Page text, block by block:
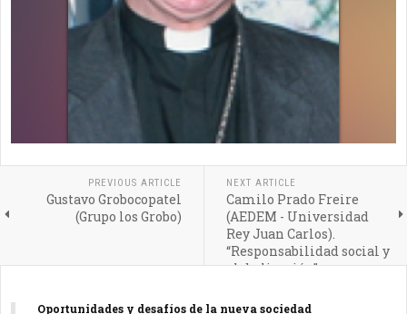
PREVIOUS ARTICLE
Gustavo Grobocopatel
(Grupo los Grobo)
NEXT ARTICLE
Camilo Prado Freire
(AEDEM - Universidad
Rey Juan Carlos).
“Responsabilidad social y
globalización”
Oportunidades y desafíos de la nueva sociedad